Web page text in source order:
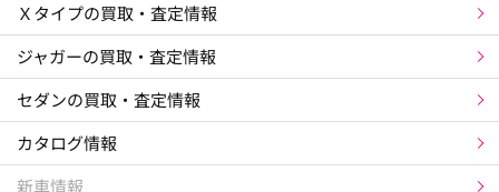
Ｘタイプの買取・査定情報
ジャガーの買取・査定情報
セダンの買取・査定情報
カタログ情報
新車情報